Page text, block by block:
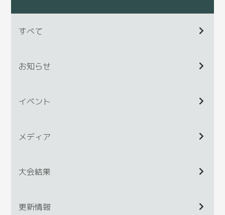
すべて
お知らせ
イベント
メディア
大会結果
更新情報